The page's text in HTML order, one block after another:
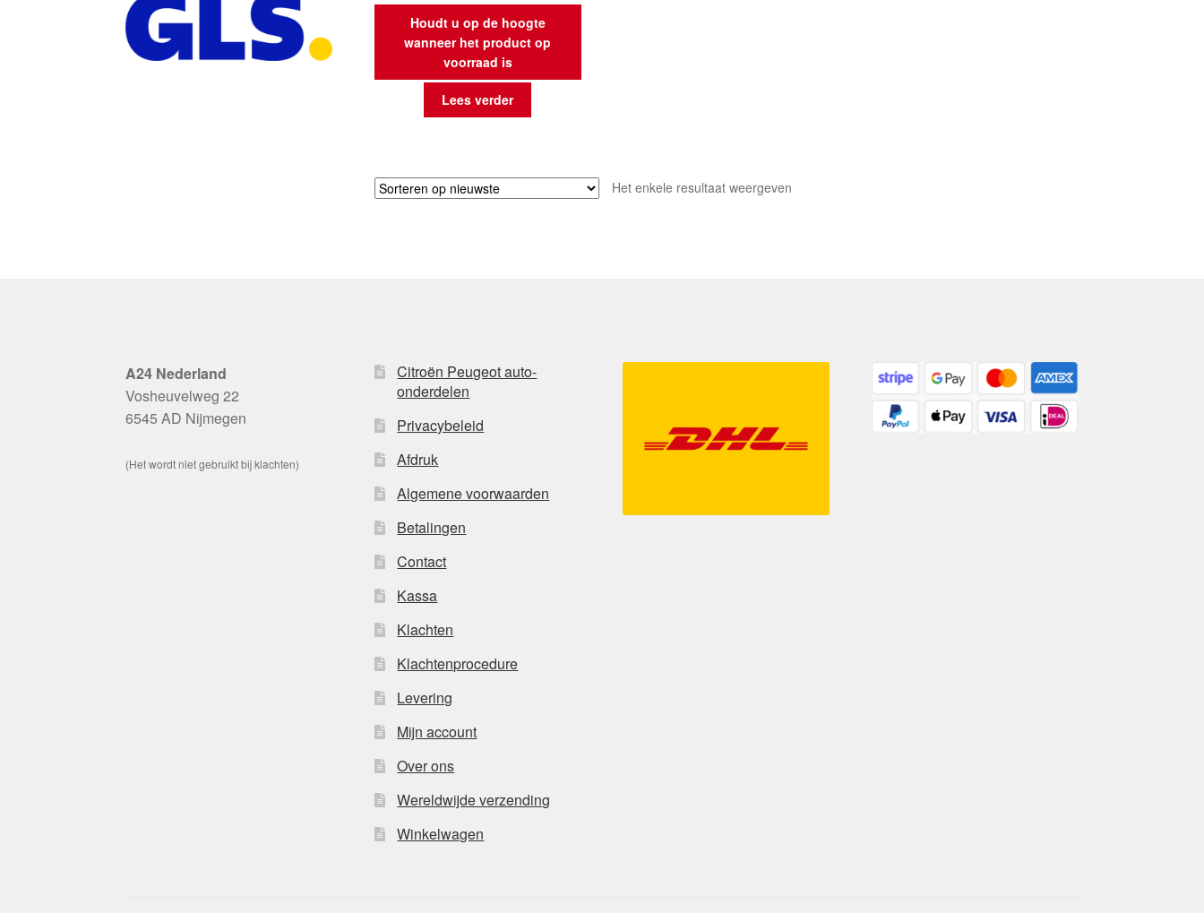
Houdt u op de hoogte
wanneer het product op
voorraad is
Lees verder
Het enkele resultaat weergeven
A24 Nederland
Vosheuvelweg 22
6545 AD Nijmegen
(Het wordt niet gebruikt bij klachten)
Citroën Peugeot auto-
onderdelen
Privacybeleid
Afdruk
Algemene voorwaarden
Betalingen
Contact
Kassa
Klachten
Klachtenprocedure
Levering
Mijn account
Over ons
Wereldwijde verzending
Winkelwagen